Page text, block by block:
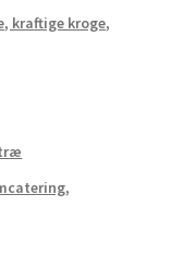
kraftige kroge,